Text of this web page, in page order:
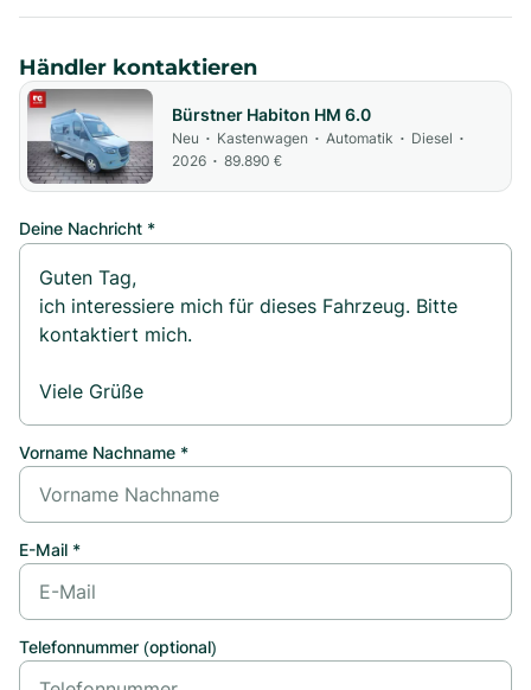
Händler kontaktieren
Bürstner Habiton HM 6.0
Neu • Kastenwagen • Automatik • Diesel •
2026 • 89.890 €
Deine Nachricht *
Vorname Nachname *
E-Mail *
Telefonnummer (optional)